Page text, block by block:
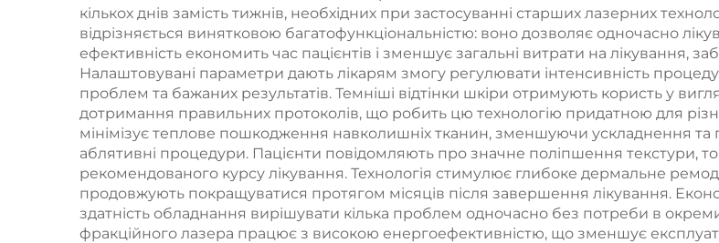
1200
3000
лазер
нм,
кількох днів замість тижнів, необхідних при застосуванні старших лазерних
відрізняється винятковою багатофункціональністю: воно дозволяє одночасно
ефективність економить час пацієнтів і зменшує загальні витрати на лікування,
Налаштовувані параметри дають лікарям змогу регулювати інтенсивність
проблем та бажаних результатів. Темніші відтінки шкіри отримують користь у
дотримання правильних протоколів, що робить цю технологію придатною для
мінімізує теплове пошкодження навколишніх тканин, зменшуючи ускладнення та
аблятивні процедури. Пацієнти повідомляють про значне поліпшення текстури,
рекомендованого курсу лікування. Технологія стимулює глибоке дермальне
продовжують покращуватися протягом місяців після завершення лікування.
здатність обладнання вирішувати кілька проблем одночасно без потреби в
фракційного лазера працює з високою енергоефективністю, що зменшує